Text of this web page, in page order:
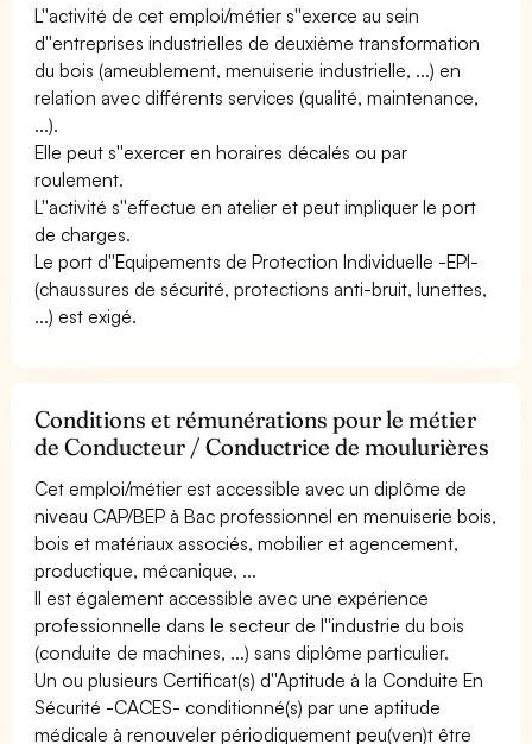
L''activité de cet emploi/métier s''exerce au sein
d''entreprises industrielles de deuxième transformation
du bois (ameublement, menuiserie industrielle, ...) en
relation avec différents services (qualité, maintenance,
...).
Elle peut s''exercer en horaires décalés ou par
roulement.
L''activité s''effectue en atelier et peut impliquer le port
de charges.
Le port d''Equipements de Protection Individuelle -EPI-
(chaussures de sécurité, protections anti-bruit, lunettes,
...) est exigé.
Conditions et rémunérations pour le métier
de Conducteur / Conductrice de moulurières
Cet emploi/métier est accessible avec un diplôme de
niveau CAP/BEP à Bac professionnel en menuiserie bois,
bois et matériaux associés, mobilier et agencement,
productique, mécanique, ...
Il est également accessible avec une expérience
professionnelle dans le secteur de l''industrie du bois
(conduite de machines, ...) sans diplôme particulier.
Un ou plusieurs Certificat(s) d''Aptitude à la Conduite En
Sécurité -CACES- conditionné(s) par une aptitude
médicale à renouveler périodiquement peu(ven)t être